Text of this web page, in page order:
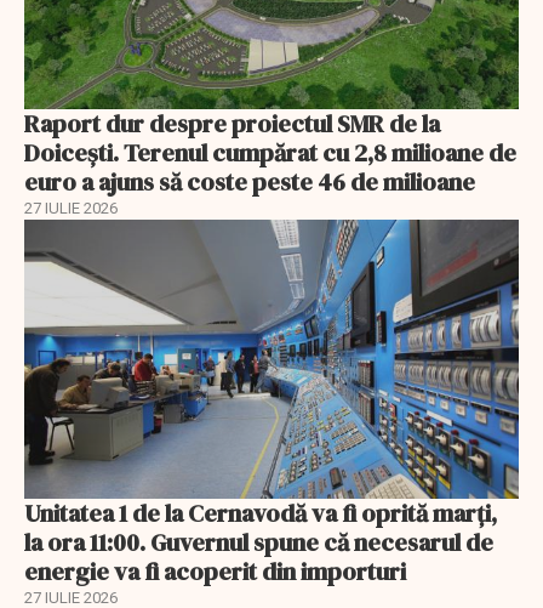
Raport dur despre proiectul SMR de la
Doicești. Terenul cumpărat cu 2,8 milioane de
euro a ajuns să coste peste 46 de milioane
27 IULIE 2026
Unitatea 1 de la Cernavodă va fi oprită marți,
la ora 11:00. Guvernul spune că necesarul de
energie va fi acoperit din importuri
27 IULIE 2026